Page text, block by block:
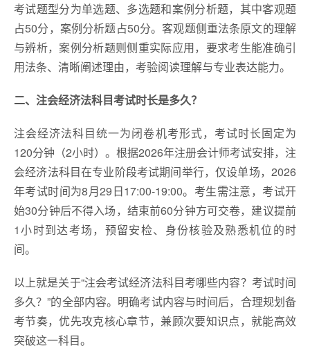
考试题型分为单选题、多选题和案例分析题，其中客观题
占50分，案例分析题占50分。客观题侧重法条原文的理解
与辨析，案例分析题则侧重实际应用，要求考生能准确引
用法条、清晰阐述理由，考验阅读理解与专业表达能力。
二、注会经济法科目考试时长是多久？
注会经济法科目统一为闭卷机考形式，考试时长固定为
120分钟（2小时）。根据2026年注册会计师考试安排，注
会经济法科目在专业阶段考试期间举行，仅设单场，2026
年考试时间为8月29日17:00-19:00。考生需注意，考试开
始30分钟后不得入场，结束前60分钟方可交卷，建议提前
1小时到达考场，预留安检、身份核验及熟悉机位的时
间。
以上就是关于“注会考试经济法科目考哪些内容？考试时间
多久？”的全部内容。明确考试内容与时间后，合理规划备
考节奏，优先攻克核心章节，兼顾次要知识点，就能高效
突破这一科目。